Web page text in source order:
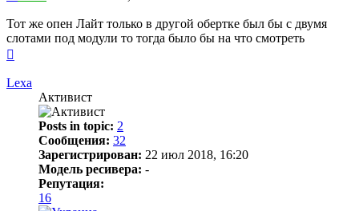
Тот же опен Лайт только в другой обертке был бы с двумя
слотами под модули то тогда было бы на что смотреть
началу
Lexa
Активист
Posts in topic: 2
Сообщения: 32
Зарегистрирован: 22 июл 2018, 16:20
Модель ресивера: -
Репутация:
16